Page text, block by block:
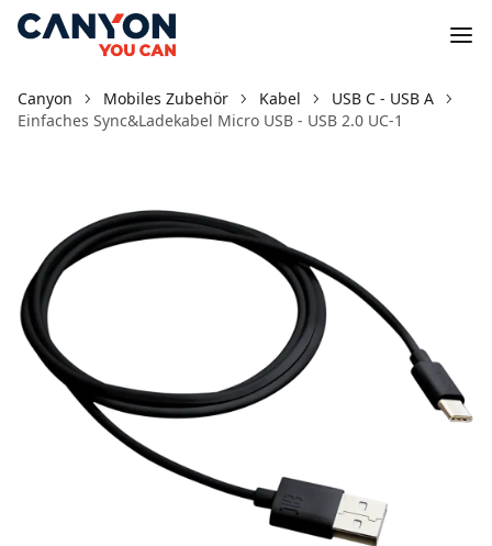
Canyon Mobiles Zubehör Kabel
USB C - USB A
Einfaches Sync&Ladekabel Micro USB - USB 2.0 UC-1